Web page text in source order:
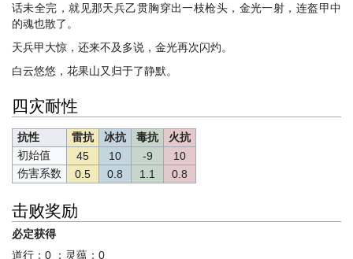
话未全完，就见那天兵乙贯胸穿出一枝枪头，金光一射，连盔甲中
的魂也散了。
天兵甲大惊，还来不及多说，金光再次闪灼。
白云悠悠，花果山又归于了静默。
四灾耐性
抗性 雷抗 冰抗 毒抗
火抗
初始值
45 10 -9
10
伤害系数
0.5 0.8 1.1 0.8
击败奖励
必定获得
道行：0 ；灵蕴：0